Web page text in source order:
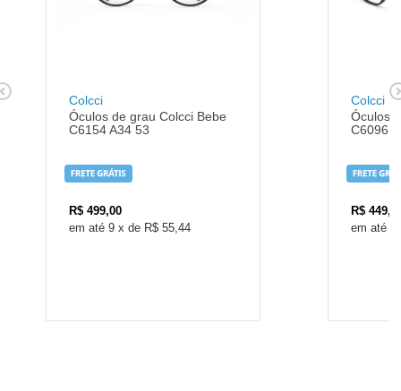
Colcci
Óculos de grau Colcci Bebe
C6154 A34 53
R$ 499,00
9 x de R$ 55,44
Colcci
Óculos
C6096
R$